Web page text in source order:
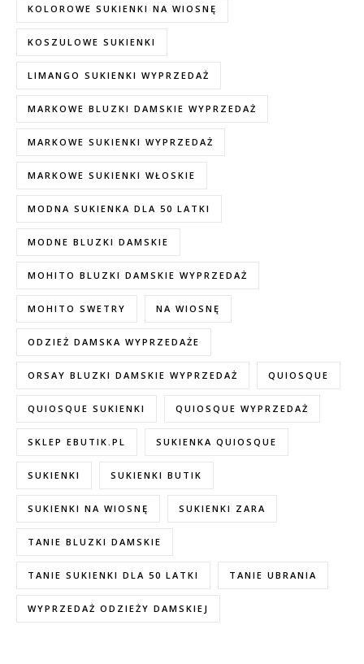
KOLOROWE SUKIENKI NA WIOSNĘ
KOSZULOWE SUKIENKI
LIMANGO SUKIENKI WYPRZEDAŻ
MARKOWE BLUZKI DAMSKIE WYPRZEDAŻ
MARKOWE SUKIENKI WYPRZEDAŻ
MARKOWE SUKIENKI WŁOSKIE
MODNA SUKIENKA DLA 50 LATKI
MODNE BLUZKI DAMSKIE
MOHITO BLUZKI DAMSKIE WYPRZEDAŻ
MOHITO SWETRY NA WIOSNĘ
ODZIEŻ DAMSKA WYPRZEDAŻE
ORSAY BLUZKI DAMSKIE WYPRZEDAŻ QUIOSQUE
QUIOSQUE SUKIENKI QUIOSQUE WYPRZEDAŻ
SKLEP EBUTIK.PL SUKIENKA QUIOSQUE
SUKIENKI SUKIENKI BUTIK
SUKIENKI NA WIOSNĘ SUKIENKI ZARA
TANIE BLUZKI DAMSKIE
TANIE SUKIENKI DLA 50 LATKI TANIE UBRANIA
WYPRZEDAŻ ODZIEŻY DAMSKIEJ